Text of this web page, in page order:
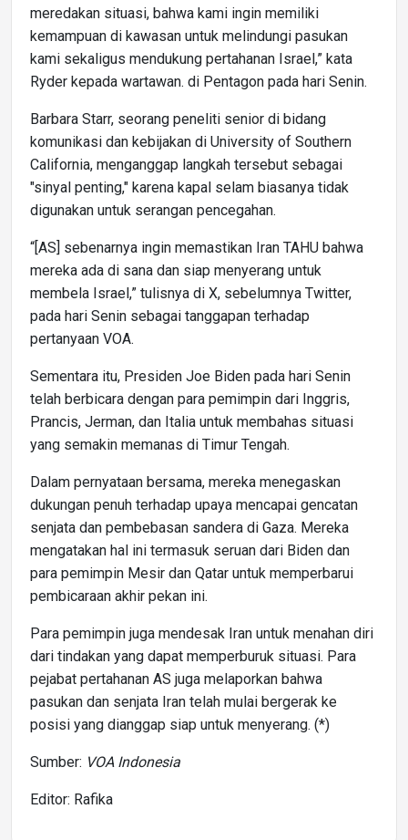
meredakan situasi, bahwa kami ingin memiliki
kemampuan di kawasan untuk melindungi pasukan
kami sekaligus mendukung pertahanan Israel,” kata
Ryder kepada wartawan. di Pentagon pada hari Senin.
Barbara Starr, seorang peneliti senior di bidang
komunikasi dan kebijakan di University of Southern
California, menganggap langkah tersebut sebagai
"sinyal penting," karena kapal selam biasanya tidak
digunakan untuk serangan pencegahan.
“[AS] sebenarnya ingin memastikan Iran TAHU bahwa
mereka ada di sana dan siap menyerang untuk
membela Israel,” tulisnya di X, sebelumnya Twitter,
pada hari Senin sebagai tanggapan terhadap
pertanyaan VOA.
Sementara itu, Presiden Joe Biden pada hari Senin
telah berbicara dengan para pemimpin dari Inggris,
Prancis, Jerman, dan Italia untuk membahas situasi
yang semakin memanas di Timur Tengah.
Dalam pernyataan bersama, mereka menegaskan
dukungan penuh terhadap upaya mencapai gencatan
senjata dan pembebasan sandera di Gaza. Mereka
mengatakan hal ini termasuk seruan dari Biden dan
para pemimpin Mesir dan Qatar untuk memperbarui
pembicaraan akhir pekan ini.
Para pemimpin juga mendesak Iran untuk menahan diri
dari tindakan yang dapat memperburuk situasi. Para
pejabat pertahanan AS juga melaporkan bahwa
pasukan dan senjata Iran telah mulai bergerak ke
posisi yang dianggap siap untuk menyerang. (*)
Sumber: VOA Indonesia
Editor: Rafika